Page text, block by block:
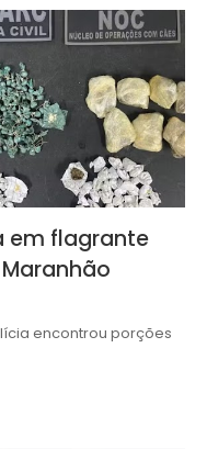
em flagrante
encontrou porções